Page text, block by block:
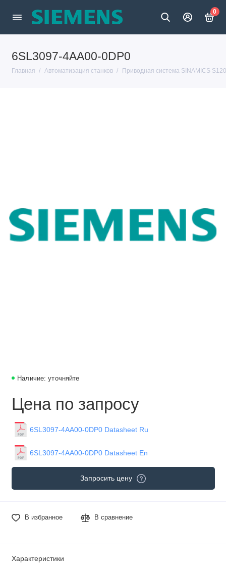
0
6SL3097-4AA00-0DP0
Главная Автоматизация станков Приводная система SINAMICS S120
Наличие: уточняйте
Цена по запросу
6SL3097-4AA00-0DP0 Datasheet Ru
6SL3097-4AA00-0DP0 Datasheet En
Запросить цену
В избранное В сравнение
Характеристики